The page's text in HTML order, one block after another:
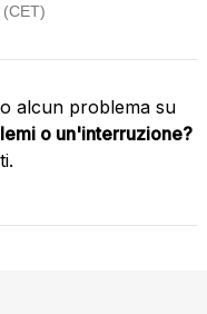
alcun problema su
o un'interruzione?